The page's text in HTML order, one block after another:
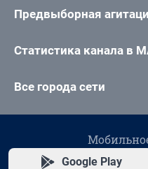
Предвыборная
Статистика канала в
Все города сети
Google Play